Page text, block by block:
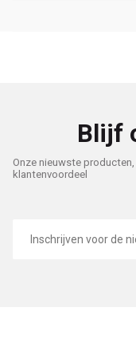
Blijf
Onze nieuwste
klantenvoordeel
mailadres